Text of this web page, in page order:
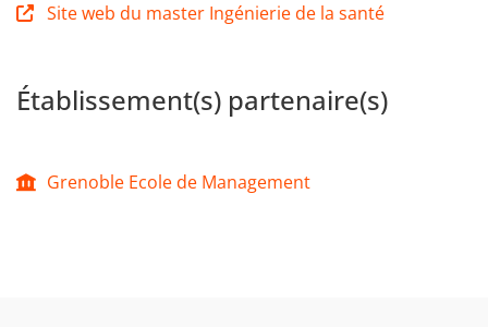
Site web du master Ingénierie de la santé
Établissement(s) partenaire(s)
Grenoble Ecole de Management